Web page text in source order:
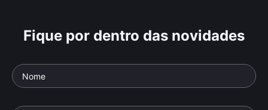
Fique por dentro das novidades